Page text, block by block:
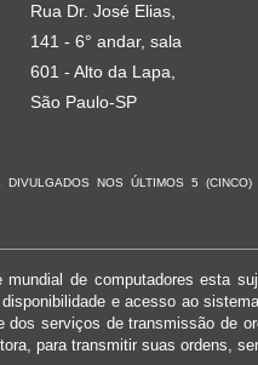
Rua Dr. José Elias,
141 - 6° andar, sala
601 - Alto da Lapa,
São Paulo-SP
DIVULGADOS NOS ÚLTIMOS 5 (CINCO)
de computadores esta
e acesso ao
dos serviços de transmissão de
para transmitir suas ordens,